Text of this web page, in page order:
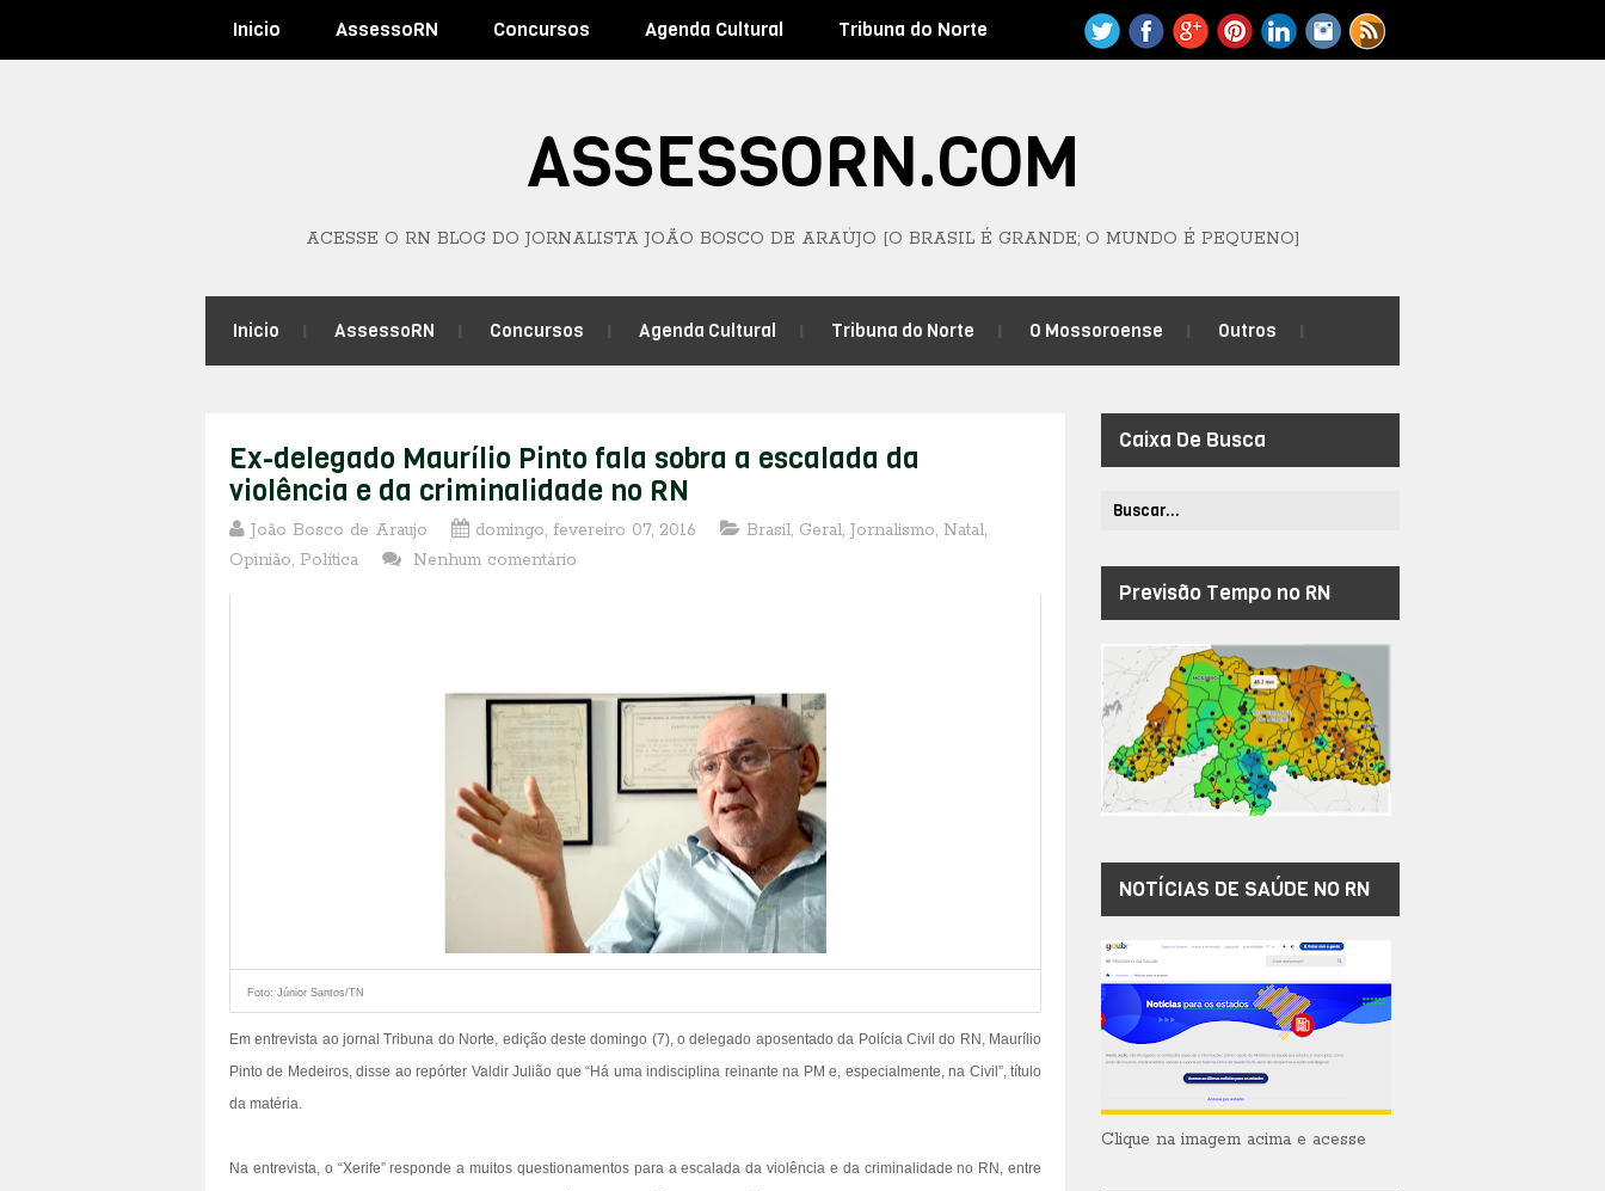
Inicio AssessoRN Concursos Agenda Cultural Tribuna do Norte
ASSESSORN.COM
ACESSE O RN BLOG DO JORNALISTA JOÃO BOSCO DE ARAÚJO [O BRASIL É GRANDE; O MUNDO É PEQUENO]
Inicio AssessoRN Concursos Agenda Cultural Tribuna do Norte O Mossoroense Outros
Ex-delegado Maurílio Pinto fala sobra a escalada da
violência e da criminalidade no RN
João Bosco de Araujo domingo, fevereiro 07, 2016 Brasil, Geral, Jornalismo, Natal,
Opinião, Política Nenhum comentário
Foto: Júnior Santos/TN
Em entrevista ao jornal Tribuna do Norte, edição deste domingo (7), o delegado aposentado da Polícia Civil do RN, Maurílio
Pinto de Medeiros, disse ao repórter Valdir Julião que “Há uma indisciplina reinante na PM e, especialmente, na Civil”, título
da matéria.
Na entrevista, o “Xerife” responde a muitos questionamentos para a escalada da violência e da criminalidade no RN, entre
Caixa De Busca
Previsão Tempo no RN
NOTÍCIAS DE SAÚDE NO RN
Clique na imagem acima e acesse